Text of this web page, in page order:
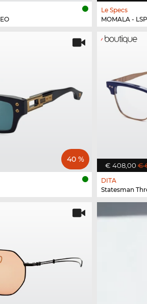
Le Specs
MOMALA -
40 %
€ 408,00 €
DITA
Statesman